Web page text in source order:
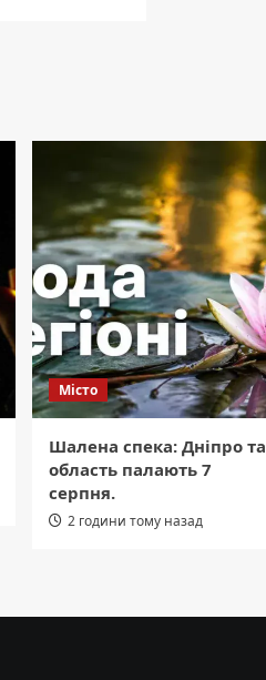
Місто
Шалена спека: Дніпро та
область палають 7
серпня.
2 години тому назад